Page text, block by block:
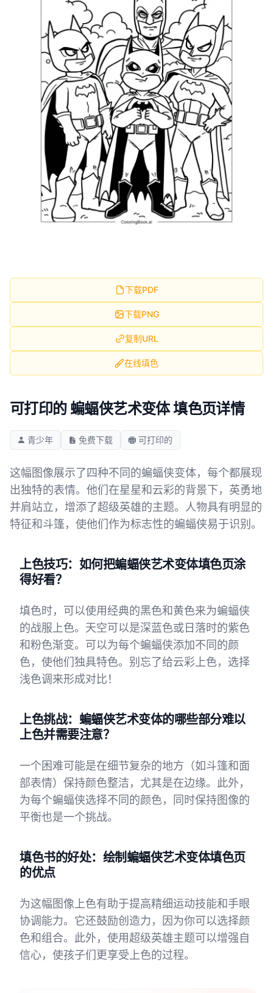
下载PDF
下载PNG
复制URL
在线填色
可打印的 蝙蝠侠艺术变体 填色页详情
青少年 免费下载 可打印的
这幅图像展示了四种不同的蝙蝠侠变体，每个都展现
出独特的表情。他们在星星和云彩的背景下，英勇地
并肩站立，增添了超级英雄的主题。人物具有明显的
特征和斗篷，使他们作为标志性的蝙蝠侠易于识别。
上色技巧：如何把蝙蝠侠艺术变体填色页涂
得好看？
填色时，可以使用经典的黑色和黄色来为蝙蝠侠
的战服上色。天空可以是深蓝色或日落时的紫色
和粉色渐变。可以为每个蝙蝠侠添加不同的颜
色，使他们独具特色。别忘了给云彩上色，选择
浅色调来形成对比！
上色挑战：蝙蝠侠艺术变体的哪些部分难以
上色并需要注意？
一个困难可能是在细节复杂的地方（如斗篷和面
部表情）保持颜色整洁，尤其是在边缘。此外，
为每个蝙蝠侠选择不同的颜色，同时保持图像的
平衡也是一个挑战。
填色书的好处：绘制蝙蝠侠艺术变体填色页
的优点
为这幅图像上色有助于提高精细运动技能和手眼
协调能力。它还鼓励创造力，因为你可以选择颜
色和组合。此外，使用超级英雄主题可以增强自
信心，使孩子们更享受上色的过程。